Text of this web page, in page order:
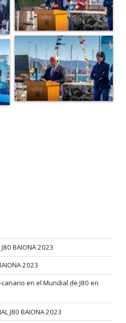
J80 BAIONA 2023
2023
en el Mundial de J80 en
J80 BAIONA 2023